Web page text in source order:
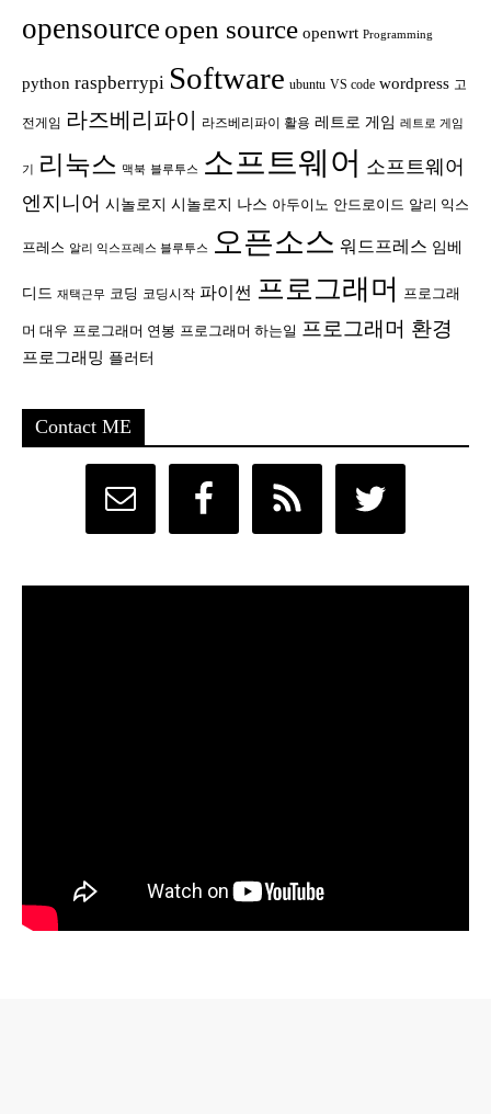
opensource open source openwrt Programming
python raspberrypi Software ubuntu VS code wordpress 고
전게임 라즈베리파이 라즈베리파이 활용 레트로 게임 레트로 게임
기 리눅스 맥북 블루투스 소프트웨어 소프트웨어
엔지니어 시놀로지 시놀로지 나스 아두이노 안드로이드 알리 익스
프레스 알리 익스프레스 블루투스 오픈소스 워드프레스 임베
디드 재택근무 코딩 코딩시작 파이썬 프로그래머 프로그래
머 대우 프로그래머 연봉 프로그래머 하는일 프로그래머 환경
프로그래밍 플러터
Contact ME